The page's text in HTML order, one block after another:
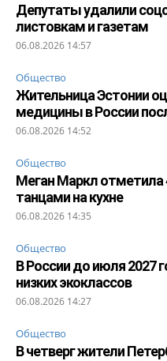
Депутаты удалили
листовкам и газетам
06.08.2026 14:57
Общество
Жительница Эстонии
медицины в России
06.08.2026 14:52
Общество
Меган Маркл отметила
танцами на кухне
06.08.2026 14:35
Общество
В России до июля 2027
низких экоклассов
06.08.2026 14:27
Общество
В четверг жители